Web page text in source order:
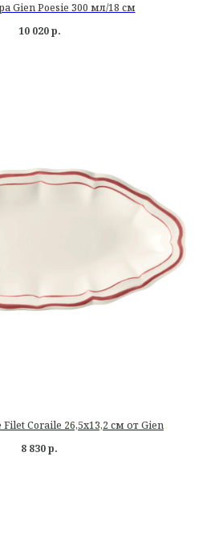
Gien Poesie 300 мл/18 см
10 020 р.
Coraile 26,5х13,2 см от Gien
8 830р.